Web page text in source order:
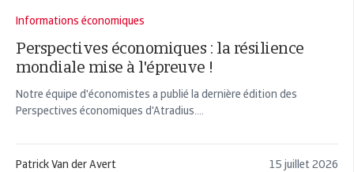
Informations économiques
Perspectives économiques : la résilience
mondiale mise à l'épreuve !
Notre équipe d'économistes a publié la dernière édition des
Perspectives économiques d'Atradius....
Patrick Van der Avert 15 juillet 2026